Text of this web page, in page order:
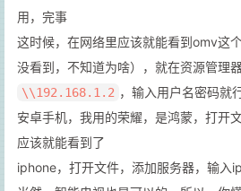
用，完事
这时候，在网络里应该就能看到omv这
没看到，不知道为啥），就在资源管理
\\192.168.1.2 ，输入用户名密码就
安卓手机，我用的荣耀，是鸿蒙，打开
应该就能看到了
iphone，打开文件，添加服务器，输入